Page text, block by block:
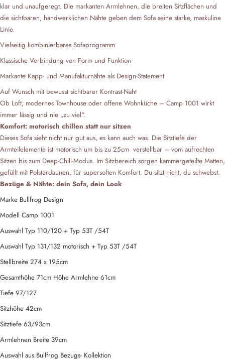
klar und unaufgeregt. Die markanten Armlehnen, die breiten Sitzflächen und
die sichtbaren, handwerklichen Nähte geben dem Sofa seine starke, maskuline
Linie.
Vielseitig kombinierbares Sofaprogramm
Klassische Verbindung von Form und Funktion
Markante Kapp- und Manufakturnähte als Design-Statement
Auf Wunsch mit bewusst sichtbarer Kontrast-Naht
Ob Loft, modernes Townhouse oder offene Wohnküche – Camp 1001 wirkt
immer lässig und nie „zu viel“.
Komfort: motorisch chillen statt nur sitzen
Dieses Sofa sieht nicht nur gut aus, es kann auch was. Die Sitztiefe der
Armteilelemente ist motorisch um bis zu 25cm verstellbar – vom aufrechten
Sitzen bis zum Deep-Chill-Modus. Im Sitzbereich sorgen kammergeteilte Matten,
gefüllt mit Polsterdaunen, für supersoften Komfort. Du sitzt nicht, du schwebst.
Bezüge & Nähte: dein Sofa, dein Look
Marke Bullfrog Design
Modell Camp 1001
Auswahl Typ 110/120 + Typ 53T /54T
Auswahl Typ 131/132 motorisch + Typ 53T /54T
Stellbreite 274 x 195cm
Gesamthöhe 71cm Höhe Armlehne 61cm
Tiefe 97/127
Sitzhöhe 42cm
Sitztiefe 63/93cm
Armlehnen Breite 39cm
Auswahl aus Bullfrog Bezugs- Kollektion